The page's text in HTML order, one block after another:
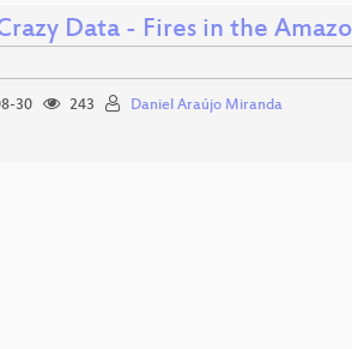
Data - Fires in the
30 243 Daniel Araújo Miranda